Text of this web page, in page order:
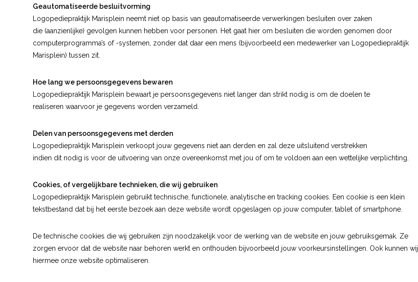
Geautomatiseerde besluitvorming
Logopediepraktijk Marisplein neemt niet op basis van geautomatiseerde verwerkingen besluiten over zaken
die (aanzienlijke) gevolgen kunnen hebben voor personen. Het gaat hier om besluiten die worden genomen door
computerprogramma’s of -systemen, zonder dat daar een mens (bijvoorbeeld een medewerker van Logopediepraktijk
Marisplein) tussen zit.
Hoe lang we persoonsgegevens bewaren
Logopediepraktijk Marisplein bewaart je persoonsgegevens niet langer dan strikt nodig is om de doelen te
realiseren waarvoor je gegevens worden verzameld.
Delen van persoonsgegevens met derden
Logopediepraktijk Marisplein verkoopt jouw gegevens niet aan derden en zal deze uitsluitend verstrekken
indien dit nodig is voor de uitvoering van onze overeenkomst met jou of om te voldoen aan een wettelijke verplichting.
Cookies, of vergelijkbare technieken, die wij gebruiken
Logopediepraktijk Marisplein gebruikt technische, functionele, analytische en tracking cookies. Een cookie is een klein
tekstbestand dat bij het eerste bezoek aan deze website wordt opgeslagen op jouw computer, tablet of smartphone.
De technische cookies die wij gebruiken zijn noodzakelijk voor de werking van de website en jouw gebruiksgemak. Ze
zorgen ervoor dat de website naar behoren werkt en onthouden bijvoorbeeld jouw voorkeursinstellingen. Ook kunnen wij
hiermee onze website optimaliseren.